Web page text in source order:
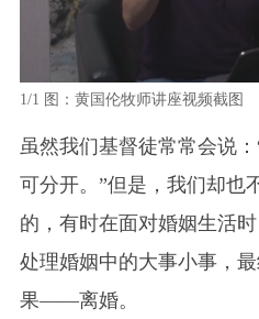
1/1 图：黄国伦牧师讲座视频截图
虽然我们基督徒常常会说
可分开。”但是，我们却也
的，有时在面对婚姻生活
处理婚姻中的大事小事，
果——离婚。